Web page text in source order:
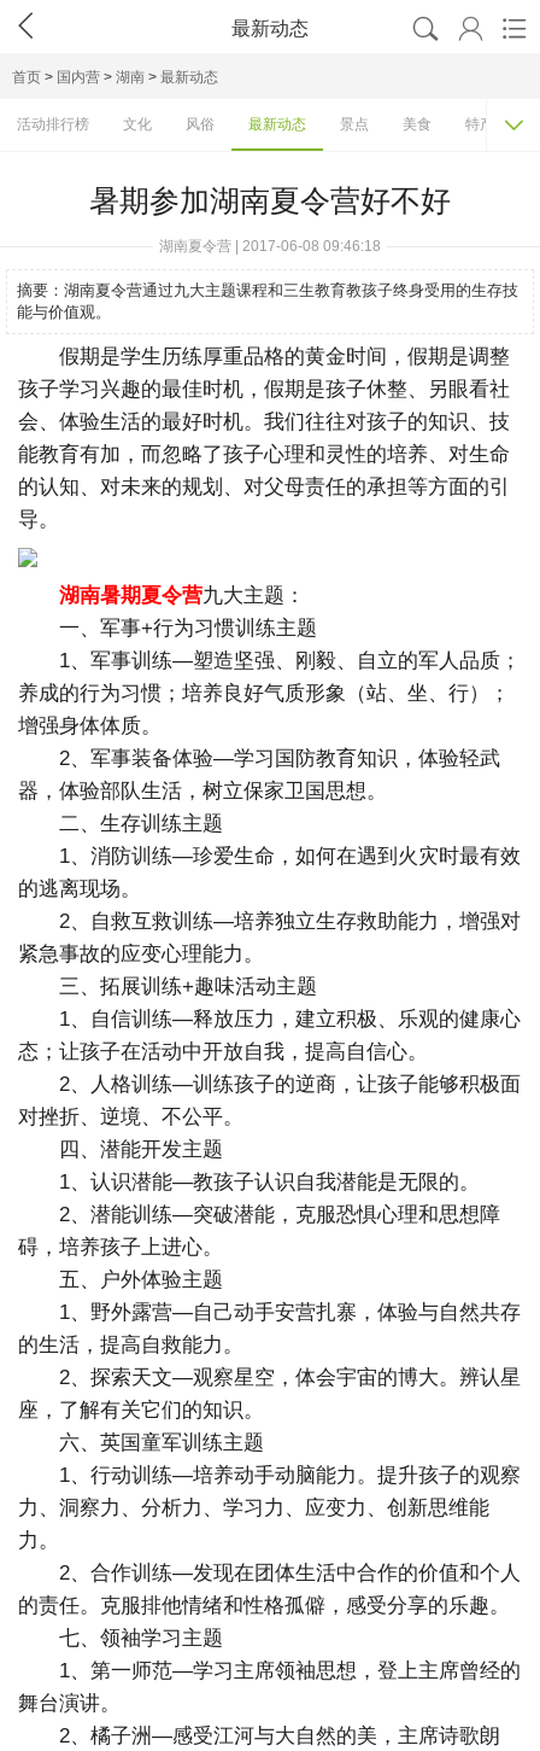
 最新动态   
首页 > 国内营 > 湖南 > 最新动态
活动排行榜 文化 风俗 最新动态 景点 美食 特产 
暑期参加湖南夏令营好不好
湖南夏令营 | 2017-06-08 09:46:18
摘要： 湖南夏令营通过九大主题课程和三生教育教孩子终身受用的生存技
能与价值观。
假期是学生历练厚重品格的黄金时间，假期是调整
孩子学习兴趣的最佳时机，假期是孩子休整、另眼看社
会、体验生活的最好时机。我们往往对孩子的知识、技
能教育有加，而忽略了孩子心理和灵性的培养、对生命
的认知、对未来的规划、对父母责任的承担等方面的引
导。
湖南暑期夏令营九大主题：
一、军事+行为习惯训练主题
1、军事训练—塑造坚强、刚毅、自立的军人品质；
养成的行为习惯；培养良好气质形象（站、坐、行）；
增强身体体质。
2、军事装备体验—学习国防教育知识，体验轻武
器，体验部队生活，树立保家卫国思想。
二、生存训练主题
1、消防训练—珍爱生命，如何在遇到火灾时最有效
的逃离现场。
2、自救互救训练—培养独立生存救助能力，增强对
紧急事故的应变心理能力。
三、拓展训练+趣味活动主题
1、自信训练—释放压力，建立积极、乐观的健康心
态；让孩子在活动中开放自我，提高自信心。
2、人格训练—训练孩子的逆商，让孩子能够积极面
对挫折、逆境、不公平。
四、潜能开发主题
1、认识潜能—教孩子认识自我潜能是无限的。
2、潜能训练—突破潜能，克服恐惧心理和思想障
碍，培养孩子上进心。
五、户外体验主题
1、野外露营—自己动手安营扎寨，体验与自然共存
的生活，提高自救能力。
2、探索天文—观察星空，体会宇宙的博大。辨认星
座，了解有关它们的知识。
六、英国童军训练主题
1、行动训练—培养动手动脑能力。提升孩子的观察
力、洞察力、分析力、学习力、应变力、创新思维能
力。
2、合作训练—发现在团体生活中合作的价值和个人
的责任。克服排他情绪和性格孤僻，感受分享的乐趣。
七、领袖学习主题
1、第一师范—学习主席领袖思想，登上主席曾经的
舞台演讲。
2、橘子洲—感受江河与大自然的美，主席诗歌朗